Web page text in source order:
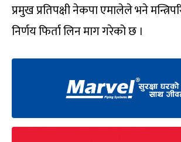
प्रमुख प्रतिपक्षी नेकपा एमालेले भने
निर्णय फिर्ता लिन माग गरेको छ ।